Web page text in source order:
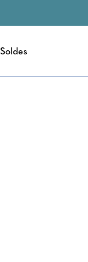
Soldes